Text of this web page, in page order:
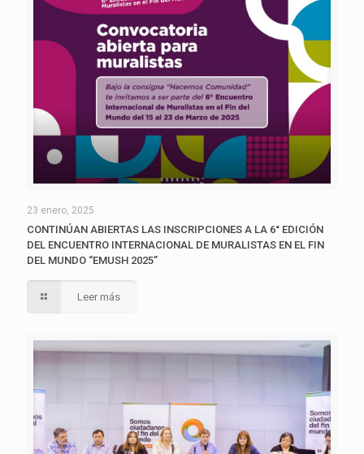
23 enero, 2025
CONTINÚAN ABIERTAS LAS INSCRIPCIONES A LA 6° EDICIÓN
DEL ENCUENTRO INTERNACIONAL DE MURALISTAS EN EL FIN
DEL MUNDO “EMUSH 2025”
Leer más